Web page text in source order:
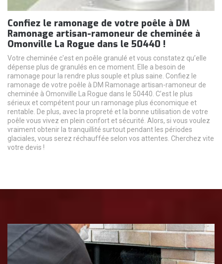
Confiez le ramonage de votre poêle à DM
Ramonage artisan-ramoneur de cheminée à
Omonville La Rogue dans le 50440 !
Votre cheminée c'est en poêle granulé et vous constatez qu’elle
dépense plus de granulés en ce moment. Elle a besoin de
ramonage pour la rendre plus souple et plus saine. Confiez le
ramonage de votre poêle à DM Ramonage artisan-ramoneur de
cheminée à Omonville La Rogue dans le 50440. C’est le plus
sérieux et compétent pour un ramonage plus économique et
rentable. De plus, avec la propreté et la bonne utilisation de votre
poêle vous vivez en plein confort et sécurité. Alors, si vous voulez
vraiment obtenir la tranquillité surtout pendant les périodes
glaciales, vous serez réchauffée selon vos attentes. Cherchez vite
votre devis !